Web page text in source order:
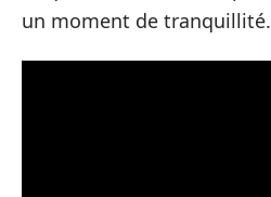
un moment de tranquillité.